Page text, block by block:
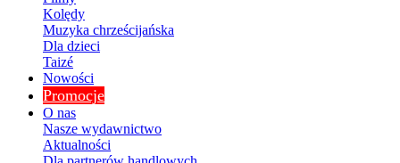
Kolędy
Muzyka chrześcijańska
Dla dzieci
Taizé
Nowości
Promocje
O nas
Nasze wydawnictwo
Aktualności